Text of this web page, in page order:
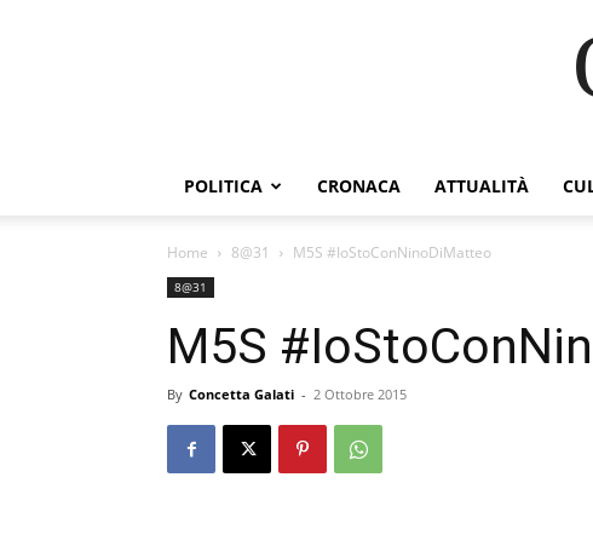
POLITICA CRONACA ATTUALITÀ
Home 8@31 M5S #IoStoConNinoDiMatteo
8@31
M5S
By Concetta Galati - 2 Ottobre 2015